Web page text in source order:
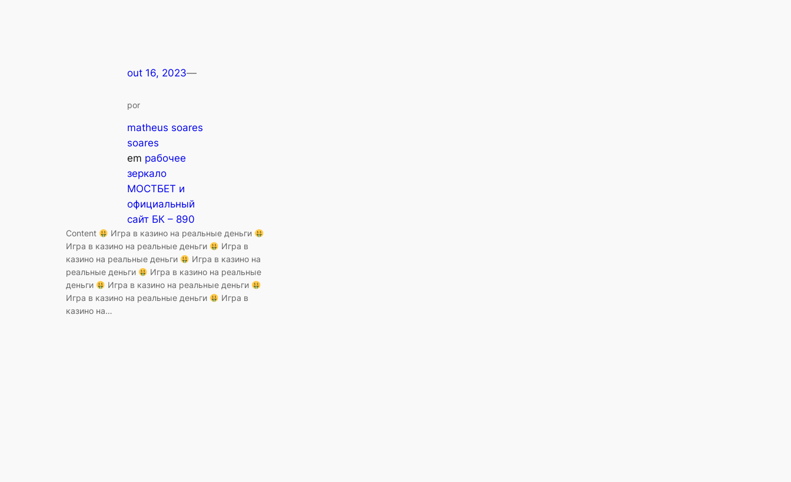
out 16, 2023—
por
matheus soares
soares
em рабочее
зеркало
МОСТБЕТ и
официальный
сайт БК – 890
Content
Игра в казино на реальные деньги
Игра в казино на реальные деньги
Игра в
казино на реальные деньги
Игра в казино на
реальные деньги
Игра в казино на реальные
деньги
Игра в казино на реальные деньги
Игра в казино на реальные деньги
Игра в
казино на…